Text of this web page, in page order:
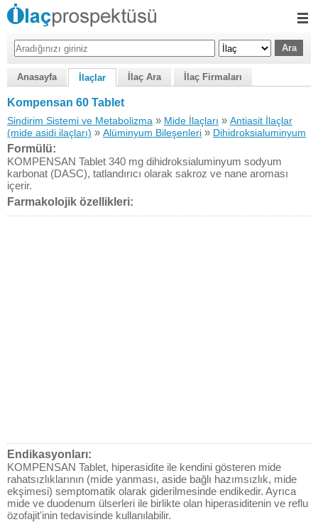
Anasayfa İlaçlar İlaç Ara İlaç Firmaları
Kompensan 60 Tablet
Sindirim Sistemi ve Metabolizma » Mide İlaçları » Antiasit İlaçlar
(mide asidi ilaçları) » Alüminyum Bileşenleri » Dihidroksialuminyum
Formülü:
KOMPENSAN Tablet 340 mg dihidroksialuminyum sodyum
karbonat (DASC), tatlandırıcı olarak sakroz ve nane aroması
içerir.
Farmakolojik özellikleri:
Endikasyonları:
KOMPENSAN Tablet, hiperasidite ile kendini gösteren mide
rahatsızlıklarının (mide yanması, aside bağlı hazımsızlık, mide
ekşimesi) semptomatik olarak giderilmesinde endikedir. Ayrıca
mide ve duodenum ülserleri ile birlikte olan hiperasiditenin ve reflu
özofajit'inin tedavisinde kullanılabilir.